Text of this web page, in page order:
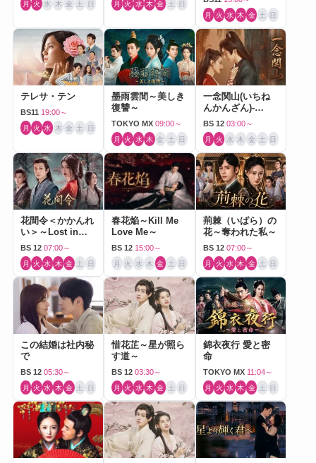
月 火 水 木 金 土 日 月 火 水 木 金 土 日
月 火 水 木 金 土 日
テレサ・テン
BS11 19:00～
月 火 水 木 金 土 日
墨雨雲間～美しき
復讐～
TOKYO MX 09:00～
月 火 水 木 金 土 日
一念関山(いちね
んかんざん)-
Journey to Love-
BS 12 03:00～
月 火 水 木 金 土 日
花間令＜かかんれ
い＞～Lost in
Love～
BS 12 07:00～
月 火 水 木 金 土 日
春花焔～Kill Me
Love Me～
BS 12 15:00～
月 火 水 木 金 土 日
荊棘（いばら）の
花～奪われた私～
BS 12 07:00～
月 火 水 木 金 土 日
この結婚は社内秘
で
BS 12 05:30～
月 火 水 木 金 土 日
惜花芷～星が照ら
す道～
BS 12 03:30～
月 火 水 木 金 土 日
錦衣夜行 愛と密
命
TOKYO MX 11:04～
月 火 水 木 金 土 日